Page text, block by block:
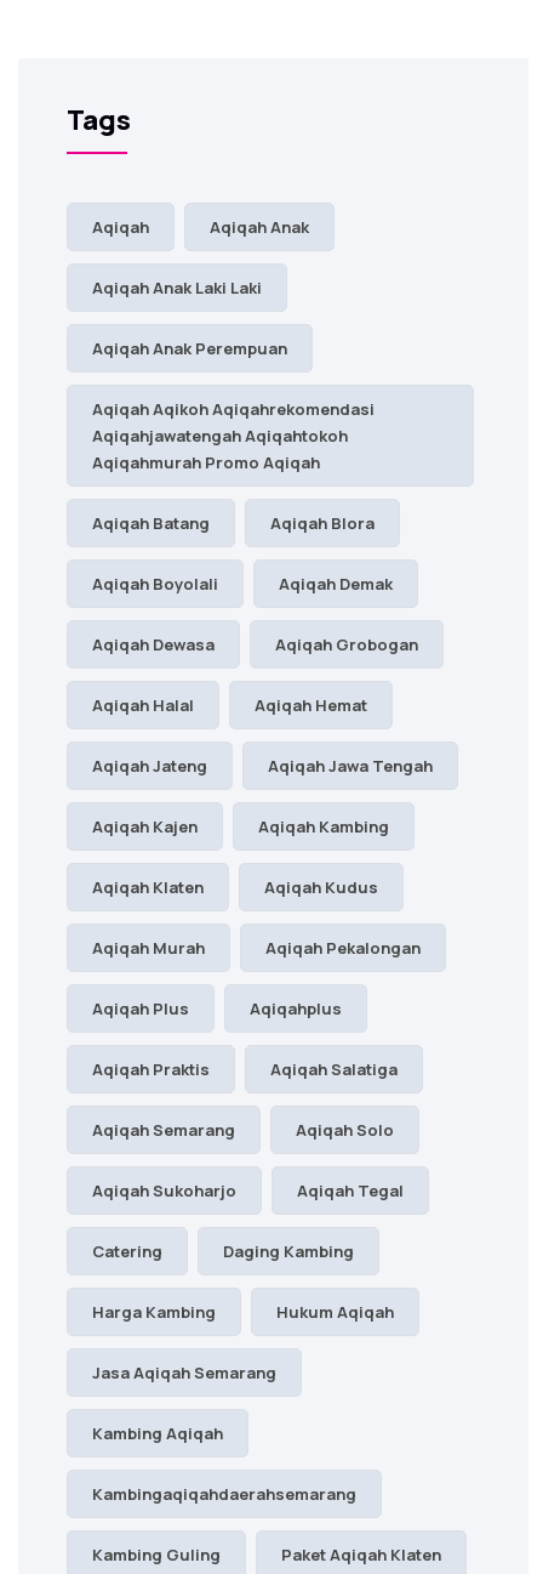
Tags
Aqiqah Aqiqah Anak
Aqiqah Anak Laki Laki
Aqiqah Anak Perempuan
Aqiqah Aqikoh Aqiqahrekomendasi
Aqiqahjawatengah Aqiqahtokoh
Aqiqahmurah Promo Aqiqah
Aqiqah Batang Aqiqah Blora
Aqiqah Boyolali Aqiqah Demak
Aqiqah Dewasa Aqiqah Grobogan
Aqiqah Halal Aqiqah Hemat
Aqiqah Jateng Aqiqah Jawa Tengah
Aqiqah Kajen Aqiqah Kambing
Aqiqah Klaten Aqiqah Kudus
Aqiqah Murah Aqiqah Pekalongan
Aqiqah Plus Aqiqahplus
Aqiqah Praktis Aqiqah Salatiga
Aqiqah Semarang Aqiqah Solo
Aqiqah Sukoharjo Aqiqah Tegal
Catering Daging Kambing
Harga Kambing Hukum Aqiqah
Jasa Aqiqah Semarang
Kambing Aqiqah
Kambingaqiqahdaerahsemarang
Kambing Guling Paket Aqiqah Klaten